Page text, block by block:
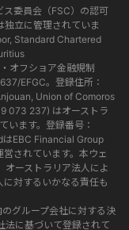
委員会（FSC）の認可
独立に管理されていま
Standard Chartered
オフショア金融規制
EFGC。登録住所：
Union of Comoros
073 237) はオーストラ
います。登録番号：
EBC Financial Group
されています。本ウェ
オーストラリア法人によ
対するいかなる責任も
グループ会社に対する決
法に基づいて登録されて